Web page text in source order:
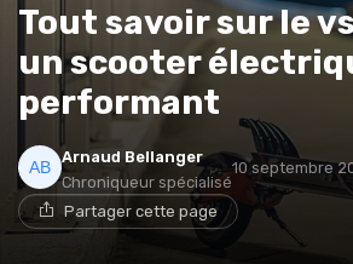
Tout savoir sur le
un scooter
performant
Arnaud Bellanger
Chroniqueur spécialisé
10 septembre
Partager cette page